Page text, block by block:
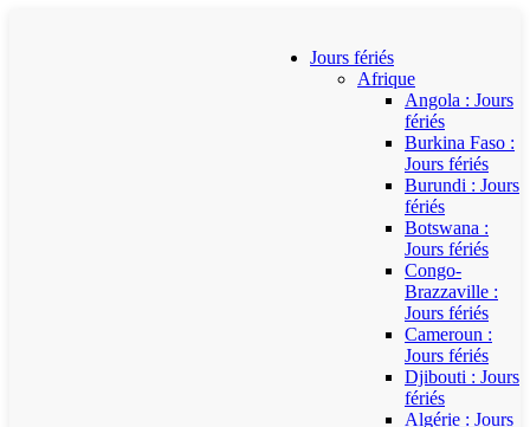
Jours fériés
Afrique
Angola : Jours
fériés
Burkina Faso :
Jours fériés
Burundi : Jours
fériés
Botswana :
Jours fériés
Congo-
Brazzaville :
Jours fériés
Cameroun :
Jours fériés
Djibouti : Jours
fériés
Algérie : Jours